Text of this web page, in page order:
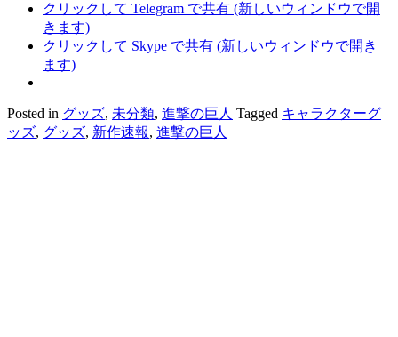
クリックして Telegram で共有 (新しいウィンドウで開
きます)
クリックして Skype で共有 (新しいウィンドウで開き
ます)
Posted in グッズ, 未分類, 進撃の巨人 Tagged キャラクターグ
ッズ, グッズ, 新作速報, 進撃の巨人